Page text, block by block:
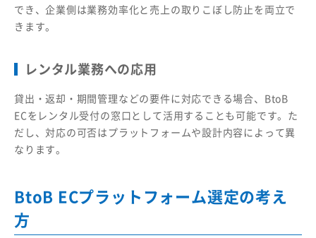
でき、企業側は業務効率化と売上の取りこぼし防止を両立で
きます。
レンタル業務への応用
貸出・返却・期間管理などの要件に対応できる場合、BtoB
ECをレンタル受付の窓口として活用することも可能です。た
だし、対応の可否はプラットフォームや設計内容によって異
なります。
BtoB ECプラットフォーム選定の考え
方